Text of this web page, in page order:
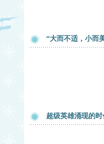
“大而不适，小而
超级英雄涌现的